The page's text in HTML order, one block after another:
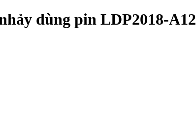
dùng pin LDP2018-A12